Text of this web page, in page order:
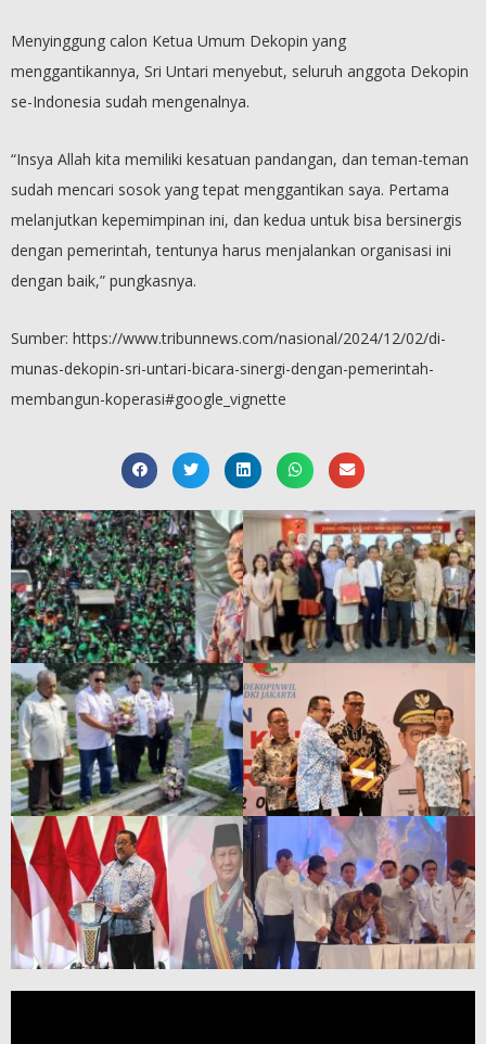
Menyinggung calon Ketua Umum Dekopin yang
menggantikannya, Sri Untari menyebut, seluruh anggota Dekopin
se-Indonesia sudah mengenalnya.
“Insya Allah kita memiliki kesatuan pandangan, dan teman-teman
sudah mencari sosok yang tepat menggantikan saya. Pertama
melanjutkan kepemimpinan ini, dan kedua untuk bisa bersinergis
dengan pemerintah, tentunya harus menjalankan organisasi ini
dengan baik,” pungkasnya.
Sumber: https://www.tribunnews.com/nasional/2024/12/02/di-
munas-dekopin-sri-untari-bicara-sinergi-dengan-pemerintah-
membangun-koperasi#google_vignette